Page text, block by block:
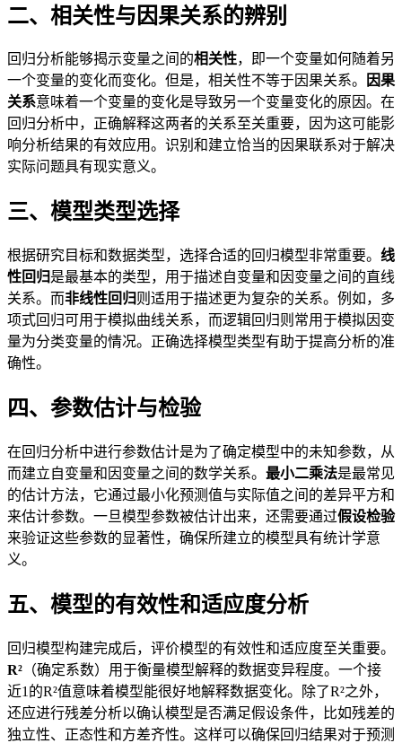
二、相关性与因果关系的辨别
回归分析能够揭示变量之间的相关性，即一个变量如何随着另
一个变量的变化而变化。但是，相关性不等于因果关系。
因果
关系意味着一个变量的变化是导致另一个变量变化的原因。在
回归分析中，正确解释这两者的关系至关重要，因为这可能影
响分析结果的有效应用。识别和建立恰当的因果联系对于解决
实际问题具有现实意义。
三、模型类型选择
根据研究目标和数据类型，选择合适的回归模型非常重要。 线
性回归是最基本的类型，用于描述自变量和因变量之间的直线
关系。而非线性回归则适用于描述更为复杂的关系。例如，多
项式回归可用于模拟曲线关系，而逻辑回归则常用于模拟因变
量为分类变量的情况。正确选择模型类型有助于提高分析的准
确性。
四、参数估计与检验
在回归分析中进行参数估计是为了确定模型中的未知参数，从
而建立自变量和因变量之间的数学关系。 最小二乘法是最常见
的估计方法，它通过最小化预测值与实际值之间的差异平方和
来估计参数。一旦模型参数被估计出来，还需要通过假设检验
来验证这些参数的显著性，确保所建立的模型具有统计学意
义。
五、模型的有效性和适应度分析
回归模型构建完成后，评价模型的有效性和适应度至关重要。
R² （确定系数）用于衡量模型解释的数据变异程度。一个接
近1的R²值意味着模型能很好地解释数据变化。除了R²之外，
还应进行残差分析以确认模型是否满足假设条件，比如残差的
独立性、正态性和方差齐性。这样可以确保回归结果对于预测